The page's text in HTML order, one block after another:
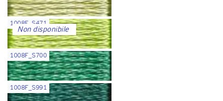
Non disponibile
1008F_S471
1008F_S700
1008F_S991